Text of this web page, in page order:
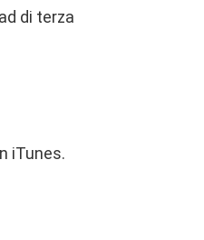
di terza
iTunes.